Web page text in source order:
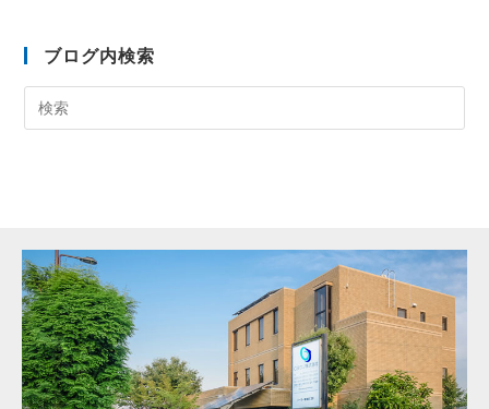
ブログ内検索